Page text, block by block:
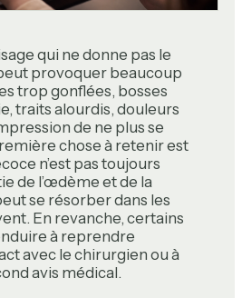
qui ne donne pas le
provoquer beaucoup
trop gonflées, bosses
traits alourdis, douleurs
de ne plus se
chose à retenir est
n’est pas toujours
de l’œdème et de la
se résorber dans les
En revanche, certains
à reprendre
avec le chirurgien ou à
avis médical.